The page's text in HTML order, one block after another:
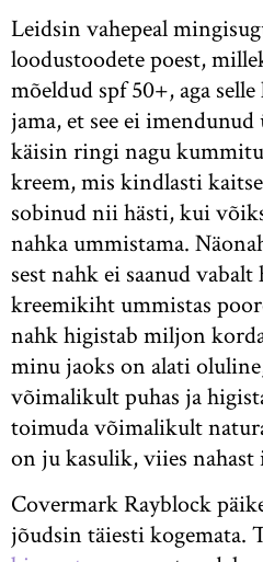
Leidsin vahepeal
loodustoodete poest,
mõeldud spf 50+, aga
jama, et see ei imendunud
käisin ringi nagu
kreem, mis kindlasti
sobinud nii hästi, kui
nahka ummistama.
sest nahk ei saanud
kreemikiht ummistas
nahk higistab miljon
minu jaoks on alati
võimalikult puhas ja
toimuda võimalikult
on ju kasulik, viies nahast
Covermark Rayblock
jõudsin täiesti kogemata.